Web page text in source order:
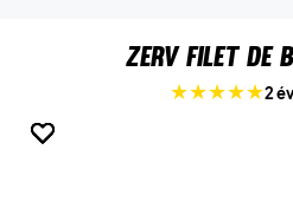
ZERV Filet de
2